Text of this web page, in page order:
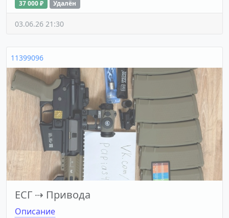
37 000 ₽ Удалён
03.06.26 21:30
11399096
ЕСГ ⇢ Привода
Описание